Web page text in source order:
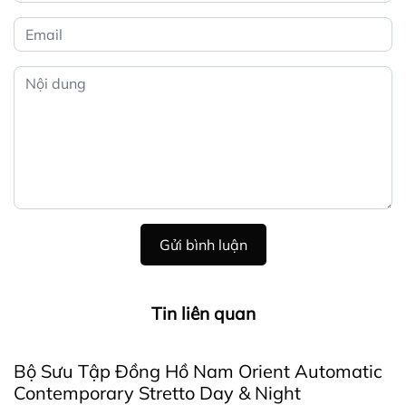
Gửi bình luận
Tin liên quan
Bộ Sưu Tập Đồng Hồ Nam Orient Automatic
Contemporary Stretto Day & Night